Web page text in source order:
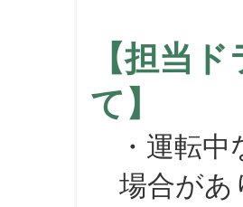
【担当
て】
・運転中
場合があ